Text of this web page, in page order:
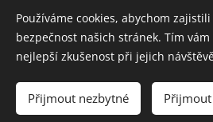
Share
Používáme cookies, abychom
bezpečnost našich stránek. Tím
nejlepší zkušenost při jejich
Přijmout nezbytné